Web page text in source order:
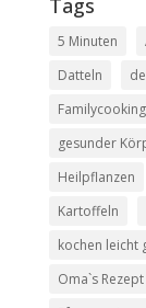
Tags
5 Minuten
Datteln
Familycooking
gesunder
Heilpflanzen
Kartoffeln
kochen leicht
Oma`s Rezept